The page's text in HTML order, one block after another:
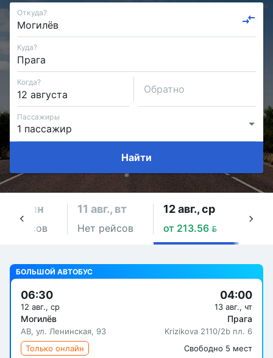
Откуда?
Куда?
Когда?
Обратно
Пассажиры
Найти
авг., пн
рейсов
11 авг., вт
Нет рейсов
12 авг., ср
от 213.56 
БОЛЬШОЙ АВТОБУС
06:30
12 авг., ср
Могилёв
АВ, ул. Ленинская, 93
04:00
13 авг., чт
Прага
Krizikova 2110/2b пл. 6
Только онлайн
Свободно 5 мест